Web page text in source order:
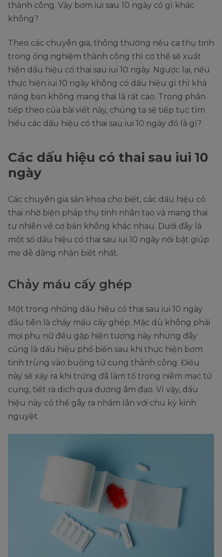
thành công. Vậy bơm iui sau 10 ngày có gì khác
không?
Theo các chuyên gia, thông thường nếu ca thụ tinh
trong ống nghiệm thành công thì cơ thể sẽ xuất
hiện dấu hiệu có thai sau iui 10 ngày. Ngược lại, nếu
thực hiện iui 10 ngày không có dấu hiệu gì thì khả
năng bạn không mang thai là rất cao. Trong phần
tiếp theo của bài viết này, chúng ta sẽ tiếp tục tìm
hiểu các dấu hiệu có thai sau iui 10 ngày đó là gì?
Các dấu hiệu có thai sau iui 10
ngày
Các chuyên gia sản khoa cho biết, các dấu hiệu có
thai nhờ biện pháp thụ tinh nhân tạo và mang thai
tự nhiên về cơ bản không khác nhau. Dưới đây là
một số dấu hiệu có thai sau iui 10 ngày nổi bật giúp
mẹ dễ dàng nhận biết nhất.
Chảy máu cấy ghép
Một trong những dấu hiệu có thai sau iui 10 ngày
đầu tiên là chảy máu cấy ghép. Mặc dù không phải
mọi phụ nữ đều gặp hiện tượng này nhưng đây
cũng là dấu hiệu phổ biến sau khi thực hiện bơm
tinh trùng vào buồng tử cung thành công. Điều
này sẽ xảy ra khi trứng đã làm tổ trong niêm mạc tử
cung, tiết ra dịch qua đường âm đạo. Vì vậy, dấu
hiệu này có thể gây ra nhầm lẫn với chu kỳ kinh
nguyệt.